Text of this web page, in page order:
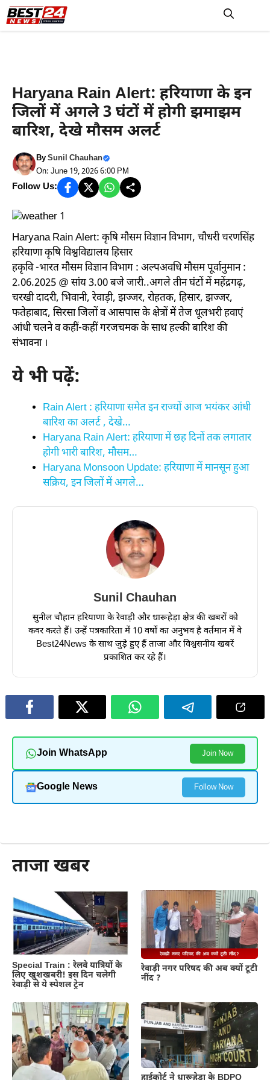
Skip
to
Haryana Rain Alert: हरियाणा के इन
जिलों में अगले 3 घंटों में होगी झमाझम
बारिश, देखे मौसम अलर्ट
BySunil Chauhan
On: June 19, 2026 6:00 PM
Follow Us:
Haryana Rain Alert: कृषि मौसम विज्ञान विभाग, चौधरी चरणसिंह
हरियाणा कृषि विश्वविद्यालय हिसार
हकृवि -भारत मौसम विज्ञान विभाग : अल्पअवधि मौसम पूर्वानुमान :
2.06.2025 @ सांय 3.00 बजे जारी..अगले तीन घंटों में महेंद्रगढ़,
चरखी दादरी, भिवानी, रेवाड़ी, झज्जर, रोहतक, हिसार, झज्जर,
फतेहाबाद, सिरसा जिलों व आसपास के क्षेत्रों में तेज धूलभरी हवाएं
आंधी चलने व कहीं-कहीं गरजचमक के साथ हल्की बारिश की
संभावना ।
ये भी पढ़ें:
Rain Alert : हरियाणा समेत इन राज्यों आज भयंकर आंधी
बारिश का अलर्ट , देखे…
Haryana Rain Alert: हरियाणा में छह दिनों तक लगातार
होगी भारी बारिश, मौसम…
Haryana Monsoon Update: हरियाणा में मानसून हुआ
सक्रिय, इन जिलों में अगले…
Sunil Chauhan
सुनील चौहान हरियाणा के रेवाड़ी और धारूहेड़ा क्षेत्र की खबरों को
कवर करते हैं। उन्हें पत्रकारिता में 10 वर्षों का अनुभव है वर्तमान में वे
Best24News के साथ जुड़े हुए हैं ताजा और विश्वसनीय खबरें
प्रकाशित कर रहे हैं।
Join WhatsApp Join Now
Google News Follow Now
ताजा खबर
Special Train : रेलवे यात्रियों के
लिए खुशखबरी! इस दिन चलेगी
रेवाड़ी से ये स्पेशल ट्रेन
रेवाड़ी नगर परिषद की अब क्यों टूटी
नींद ?